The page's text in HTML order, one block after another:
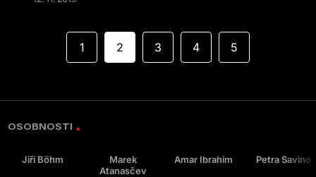
1 2 3 4 5
OSOBNOSTI
Jiří Böhm
Marek
Atanasčev
Amar Ibrahim Petra Savino